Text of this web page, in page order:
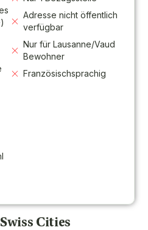
Adresse nicht öffentlich
verfügbar
Nur für Lausanne/Vaud
Bewohner
Französischsprachig
Cities